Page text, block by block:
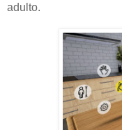
adulto.